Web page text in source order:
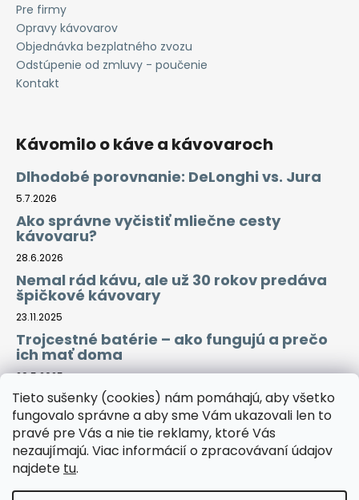
Tieto sušenky (cookies) nám pomáhajú, aby všetko
fungovalo správne a aby sme Vám ukazovali len to
pravé pre Vás a nie tie reklamy, ktoré Vás
nezaujímajú. Viac informácií o zpracovávaní údajov
najdete tu.
Pre firmy
Opravy kávovarov
Objednávka bezplatného zvozu
Odstúpenie od zmluvy - poučenie
Kontakt
Kávomilo o káve a kávovaroch
Dlhodobé porovnanie: DeLonghi vs. Jura
5.7.2026
Ako správne vyčistiť mliečne cesty
kávovaru?
28.6.2026
Nemal rád kávu, ale už 30 rokov predáva
špičkové kávovary
23.11.2025
Trojcestné batérie – ako fungujú a prečo
ich mať doma
29.5.2025
Prijímame online platby